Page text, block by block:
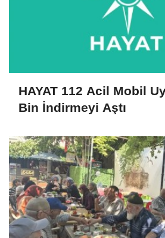
HAYAT 112 Acil Mobil
Bin İndirmeyi Aştı